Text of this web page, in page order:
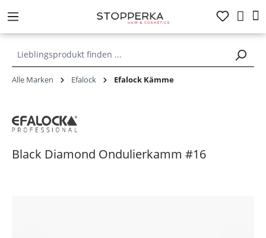
springen
Alle Marken Efalock Efalock Kämme
Black Diamond Ondulierkamm #16